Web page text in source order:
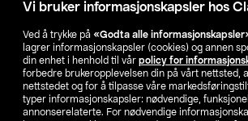
Vi bruker informasjonskapsler hos
Ved å trykke på «Godta alle
lagrer informasjonskapsler (cookies) og annen
din enhet i henhold til vår policy for
forbedre brukeropplevelsen din på vårt nettsted,
nettstedet og for å tilpasse våre
typer informasjonskapsler: nødvendige,
annonserelaterte. For nødvendige
Våre selskaper
Finn din butikk
SE NO FI